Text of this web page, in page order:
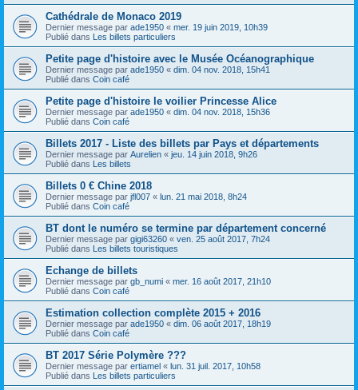
Cathédrale de Monaco 2019
Dernier message par ade1950 « mer. 19 juin 2019, 10h39
Publié dans Les billets particuliers
Petite page d'histoire avec le Musée Océanographique
Dernier message par ade1950 « dim. 04 nov. 2018, 15h41
Publié dans Coin café
Petite page d'histoire le voilier Princesse Alice
Dernier message par ade1950 « dim. 04 nov. 2018, 15h36
Publié dans Coin café
Billets 2017 - Liste des billets par Pays et départements
Dernier message par Aurelien « jeu. 14 juin 2018, 9h26
Publié dans Les billets
Billets 0 € Chine 2018
Dernier message par jfl007 « lun. 21 mai 2018, 8h24
Publié dans Coin café
BT dont le numéro se termine par département concerné
Dernier message par gigi63260 « ven. 25 août 2017, 7h24
Publié dans Les billets touristiques
Echange de billets
Dernier message par gb_numi « mer. 16 août 2017, 21h10
Publié dans Coin café
Estimation collection complète 2015 + 2016
Dernier message par ade1950 « dim. 06 août 2017, 18h19
Publié dans Coin café
BT 2017 Série Polymère ???
Dernier message par ertiamel « lun. 31 juil. 2017, 10h58
Publié dans Les billets particuliers